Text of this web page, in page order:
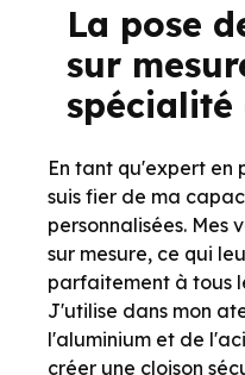
La pose
sur
spécialité
En tant qu'expert en
suis fier de ma
personnalisées. Mes
sur mesure, ce qui
parfaitement à tous
J'utilise dans mon
l'aluminium et de
créer une cloison